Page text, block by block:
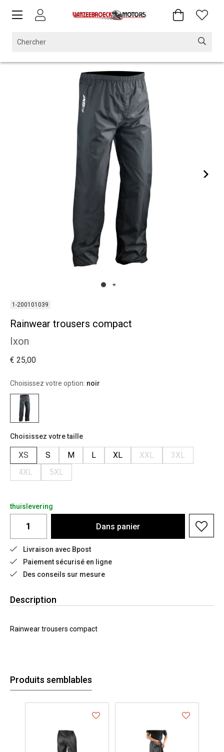
1-200101039
Rainwear trousers compact
Ixon
€ 25,00
Choisissez votre option: noir
Choisissez votre taille
XS S M L XL XXL
3XL
4XL
5XL
thuislevering
Dans panier
Livraison avec Bpost
Paiement sécurisé en ligne
Des conseils sur mesure
Description
Rainwear trousers compact
Produits semblables